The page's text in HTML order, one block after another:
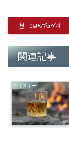
関連記事
ウイスキー